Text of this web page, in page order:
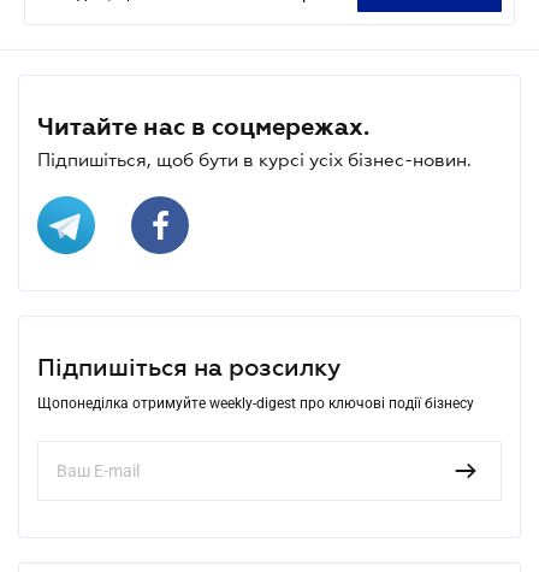
Читайте нас в соцмережах.
Підпишіться, щоб бути в курсі усіх бізнес-новин.
Підпишіться на розсилку
Щопонеділка отримуйте weekly-digest про ключові події бізнесу